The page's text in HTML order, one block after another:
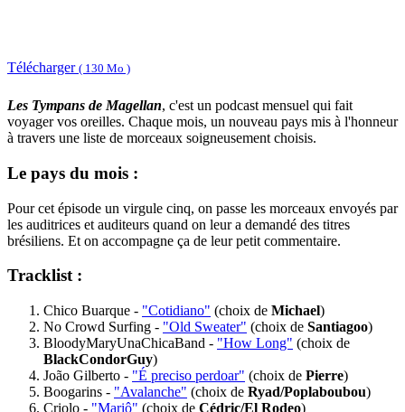
Télécharger ( 130 Mo )
Les Tympans de Magellan, c'est un podcast mensuel qui fait
voyager vos oreilles. Chaque mois, un nouveau pays mis à l'honneur
à travers une liste de morceaux soigneusement choisis.
Le pays du mois :
Pour cet épisode un virgule cinq, on passe les morceaux envoyés par
les auditrices et auditeurs quand on leur a demandé des titres
brésiliens. Et on accompagne ça de leur petit commentaire.
Tracklist :
Chico Buarque - "Cotidiano" (choix de Michael)
No Crowd Surfing - "Old Sweater" (choix de Santiagoo)
BloodyMaryUnaChicaBand - "How Long" (choix de
BlackCondorGuy)
João Gilberto - "É preciso perdoar" (choix de Pierre)
Boogarins - "Avalanche" (choix de Ryad/Poplaboubou)
Criolo - "Mariô" (choix de Cédric/El Rodeo)